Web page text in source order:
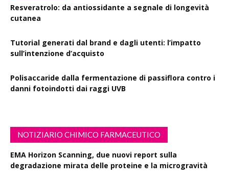
Resveratrolo: da antiossidante a segnale di longevità
cutanea
Tutorial generati dal brand e dagli utenti: l’impatto
sull’intenzione d’acquisto
Polisaccaride dalla fermentazione di passiflora contro i
danni fotoindotti dai raggi UVB
NOTIZIARIO CHIMICO FARMACEUTICO
EMA Horizon Scanning, due nuovi report sulla
degradazione mirata delle proteine e la microgravità